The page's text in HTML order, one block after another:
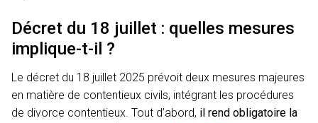
Décret du 18 juillet : quelles mesures
implique-t-il ?
Le décret du 18 juillet 2025 prévoit deux mesures majeures
en matière de contentieux civils, intégrant les procédures
de divorce contentieux. Tout d’abord, il rend obligatoire la